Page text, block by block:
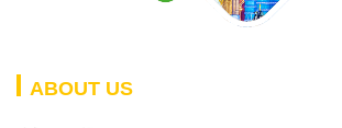
ABOUT US